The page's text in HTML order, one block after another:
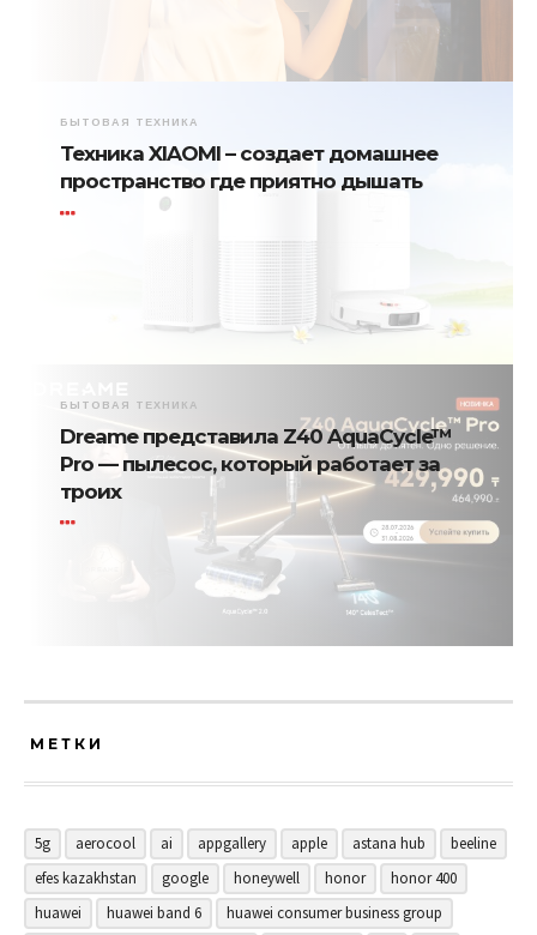
БЫТОВАЯ ТЕХНИКА
Техника XIAOMI – создает домашнее
пространство где приятно дышать
БЫТОВАЯ ТЕХНИКА
Dreame представила Z40 AquaCycle™
Pro — пылесос, который работает за
троих
МЕТКИ
5g aerocool ai appgallery apple astana hub
beeline
efes kazakhstan
google honeywell honor
honor 400
huawei
huawei band 6
huawei consumer business group